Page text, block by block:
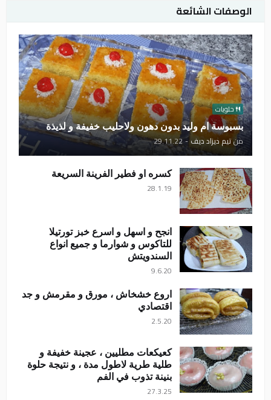
الوصفات الشائعة
حلويات
بسبوسة ام وليد بدون دهون ولاحليب خفيفة و لذيذة
منتيم ديزاد ديف -
29.11.22
كسره او فطير الفرينة السريعة
28.1.19
انجح و اسهل و اسرع خبز تورتيلا
للتاكوس و شوارما و جميع انواع
السندويتش
9.6.20
اروع خشخاش ، مورق و مقرمش و جد
اقتصادي
2.5.20
كعيكعات مطليين ، عجينة خفيفة و
طلية طرية لاطول مدة ، و نتيجة حلوة
بنينة تذوب في الفم
27.3.25